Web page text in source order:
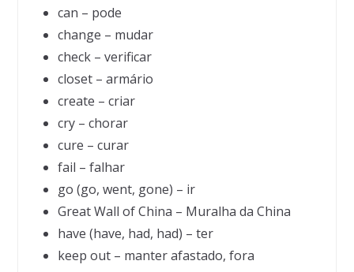
can – pode
change – mudar
check – verificar
closet – armário
create – criar
cry – chorar
cure – curar
fail – falhar
go (go, went, gone) – ir
Great Wall of China – Muralha da China
have (have, had, had) – ter
keep out – manter afastado, fora